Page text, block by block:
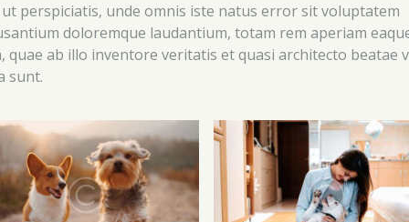
ut perspiciatis, unde omnis iste natus error sit voluptatem
doloremque laudantium, totam rem aperiam
quae ab illo inventore veritatis et quasi architecto beatae
sunt.